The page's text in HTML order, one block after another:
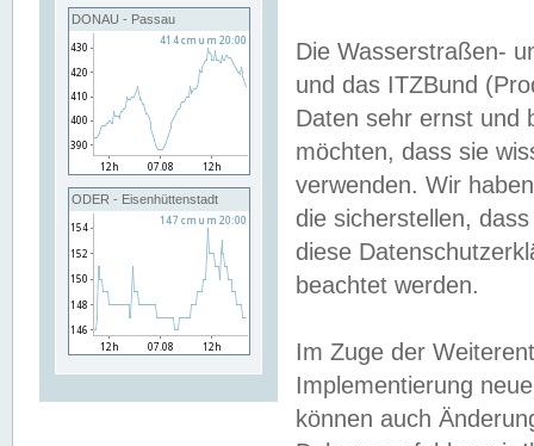
DONAU - Passau
ODER - Eisenhüttenstadt
Die Wasserstraßen-
und das ITZBund
Daten sehr ernst und
möchten, dass sie
verwenden. Wir
die sicherstellen,
diese
beachtet werden.
Im Zuge der
Implementierung
können auch